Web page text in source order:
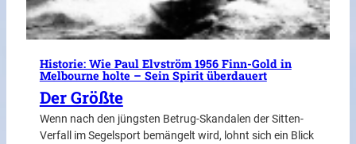
Historie: Wie Paul Elvström 1956 Finn-Gold in
Melbourne holte – Sein Spirit überdauert
Der Größte
Wenn nach den jüngsten Betrug-Skandalen der Sitten-
Verfall im Segelsport bemängelt wird, lohnt sich ein Blick